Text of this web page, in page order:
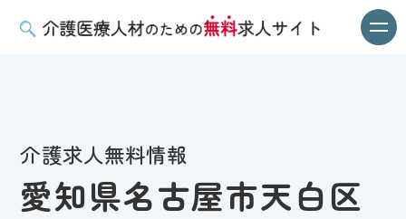
介護求人無料情報
愛知県名古屋市天白区